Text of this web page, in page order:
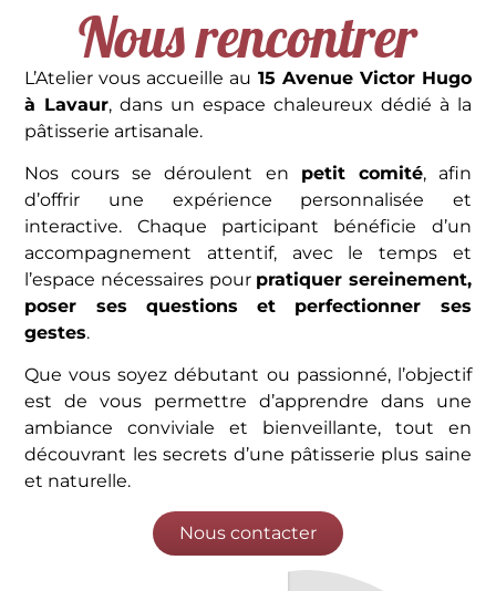
Nous rencontrer
L’Atelier vous accueille au 15 Avenue Victor Hugo
à Lavaur, dans un espace chaleureux dédié à la
pâtisserie artisanale.
Nos cours se déroulent en petit comité, afin
d’offrir une expérience personnalisée et
interactive. Chaque participant bénéficie d’un
accompagnement attentif, avec le temps et
l’espace nécessaires pour pratiquer sereinement,
poser ses questions et perfectionner ses
gestes.
Que vous soyez débutant ou passionné, l’objectif
est de vous permettre d’apprendre dans une
ambiance conviviale et bienveillante, tout en
découvrant les secrets d’une pâtisserie plus saine
et naturelle.
Nous contacter